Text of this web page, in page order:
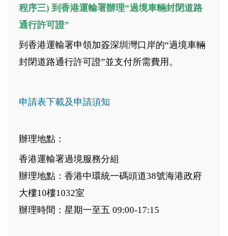
程序三) 到香港運輸署辦理“過境車輛封閉道路
通行許可證”
到香港運輸署申領加簽深圳灣口岸的“過境車輛
封閉道路通行許可證”並支付所需費用。
申請表下載及申請須知
辦理地點：
香港運輸署過境服務分組
辦理地點：香港中環統一碼頭道38號海港政府
大樓10樓1032室
辦理時間：星期一至五 09:00-17:15